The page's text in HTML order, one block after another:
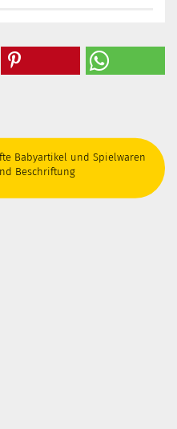
Babyartikel und Spielwaren
Beschriftung